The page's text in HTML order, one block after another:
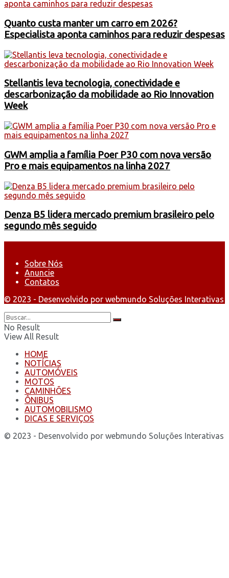
Quanto custa manter um carro em 2026?
Especialista aponta caminhos para reduzir despesas
Stellantis leva tecnologia, conectividade e
descarbonização da mobilidade ao Rio Innovation
Week
GWM amplia a família Poer P30 com nova versão
Pro e mais equipamentos na linha 2027
Denza B5 lidera mercado premium brasileiro pelo
segundo mês seguido
Sobre Nós
Anuncie
Contatos
© 2023 - Desenvolvido por webmundo Soluções Interativas
No Result
View All Result
HOME
NOTÍCIAS
AUTOMÓVEIS
MOTOS
CAMINHÕES
ÔNIBUS
AUTOMOBILISMO
DICAS E SERVIÇOS
© 2023 - Desenvolvido por webmundo Soluções Interativas